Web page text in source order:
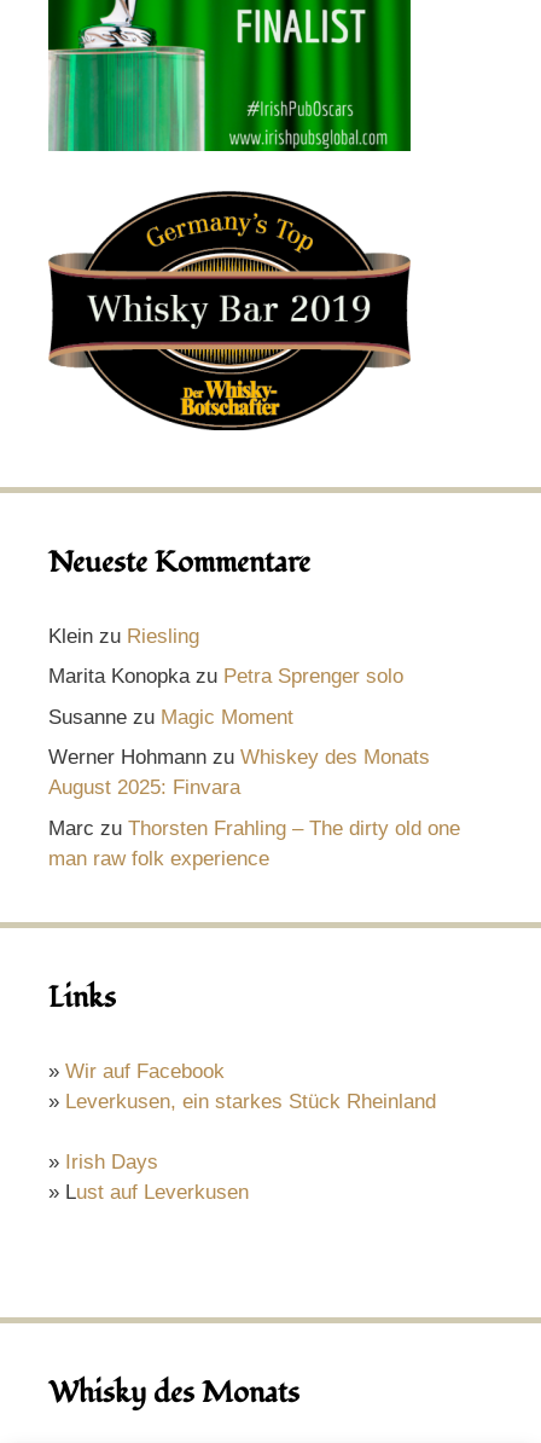
Neueste Kommentare
Klein zu Riesling
Marita Konopkazu Petra Sprenger solo
Susanne zu Magic Moment
Werner Hohmann zu Whiskey des Monats
August 2025: Finvara
Marc zu Thorsten Frahling – The dirty old one
man raw folk experience
Links
» Wir auf Facebook
» Leverkusen, ein starkes Stück Rheinland
» Irish Days
» Lust auf Leverkusen
Whisky des Monats